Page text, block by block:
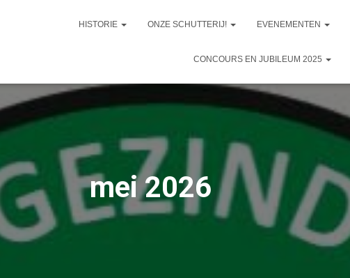
HISTORIE ONZE SCHUTTERIJ! EVENEMENTEN
CONCOURS EN JUBILEUM 2025
mei 2026